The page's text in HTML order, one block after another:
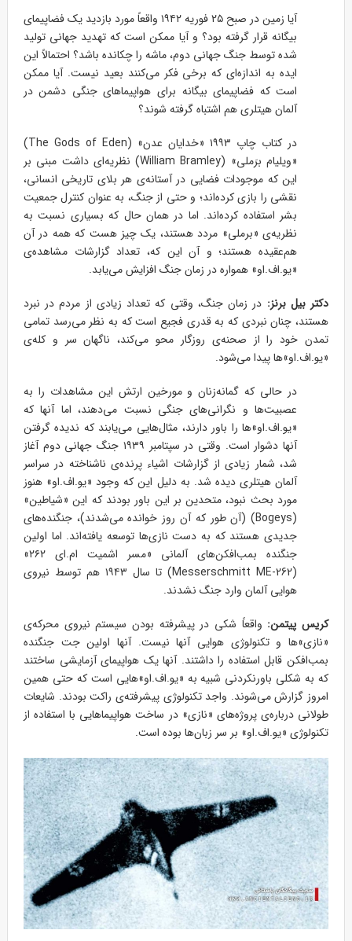
آیا زمین در صبح ۲۵ فوریه ۱۹۴۲ واقعاً مورد بازدید یک فضاپیمای
بیگانه قرار گرفته بود؟ و آیا ممکن است که تهدید جهانی تولید
شده توسط جنگ جهانی دوم، ماشه را چکانده باشد؟ احتمالاً این
ایده به اندازه‌ای که برخی فکر می‌کنند بعید نیست. آیا ممکن
است که فضاپیمای بیگانه برای هواپیماهای جنگی دشمن در
آلمان هیتلری هم اشتباه گرفته شوند؟
در کتاب چاپ ۱۹۹۳ «خدایان عدن» (The Gods of Eden)
«ویلیام برَملی» (William Bramley) نظریه‌ای داشت مبنی بر
این که موجودات فضایی در آستانه‌ی هر بلای تاریخی انسانی،
نقشی را بازی کرده‌اند؛ و حتی از جنگ، به عنوان کنترل جمعیت
بشر استفاده کرده‌اند. اما در همان حال که بسیاری نسبت به
نظریه‌ی «برملی» مردد هستند، یک چیز هست که همه در آن
هم‌عقیده هستند؛ و آن این که، تعداد گزارشات مشاهده‌ی
«یو.اف.او» همواره در زمان جنگ افزایش می‌یابد.
دکتر بیل برنز: در زمان جنگ، وقتی که تعداد زیادی از مردم در نبرد
هستند، چنان نبردی که به قدری فجیع است که به نظر می‌رسد تمامی
تمدن خود را از صحنه‌ی روزگار محو می‌کند، ناگهان سر و کله‌ی
«یو.اف.او»ها پیدا می‌شود.
در حالی که گمانه‌زنان و مورخین ارتش این مشاهدات را به
عصبیت‌ها و نگرانی‌های جنگی نسبت می‌دهند، اما آنها که
«یو.اف.او»ها را باور دارند، مثال‌هایی می‌یابند که ندیده گرفتن
آنها دشوار است. وقتی در سپتامبر ۱۹۳۹ جنگ جهانی دوم آغاز
شد، شمار زیادی از گزارشات اشیاء پرنده‌ی ناشناخته در سراسر
آلمان هیتلری دیده شد. به دلیل این که وجود «یو.اف.او» هنوز
مورد بحث نبود، متحدین بر این باور بودند که این «شیاطین»
(Bogeys) (آن طور که آن روز خوانده می‌شدند)، جنگنده‌های
جدیدی هستند که به دست نازی‌ها توسعه یافته‌اند. اما اولین
جنگنده بمب‌افکن‌های آلمانی «مسر اشمیت ام.ای ۲۶۲»
(Messerschmitt ME-262) تا سال ۱۹۴۳ هم توسط نیروی
هوایی آلمان وارد جنگ نشدند.
کریس پیتمن: واقعاً شکی در پیشرفته بودن سیستم نیروی محرکه‌ی
«نازی»ها و تکنولوژی هوایی آنها نیست. آنها اولین جت جنگنده
بمب‌افکن قابل استفاده را داشتند. آنها یک هواپیمای آزمایشی ساختند
که به شکلی باورنکردنی شبیه به «یو.اف.او»هایی است که حتی همین
امروز گزارش می‌شوند. واجد تکنولوژی پیشرفته‌ی راکت بودند. شایعات
طولانی درباره‌ی پروژه‌های «نازی» در ساخت هواپیماهایی با استفاده از
تکنولوژی «یو.اف.او» بر سر زبان‌ها بوده است.